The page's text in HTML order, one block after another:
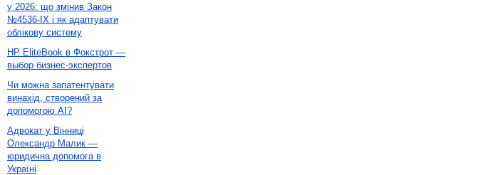
у 2026: що змінив Закон
№4536-IX і як адаптувати
облікову систему
HP EliteBook в Фокстрот —
выбор бизнес-экспертов
Чи можна запатентувати
винахід, створений за
допомогою AI?
Адвокат у Вінниці
Олександр Малик —
юридична допомога в
Україні